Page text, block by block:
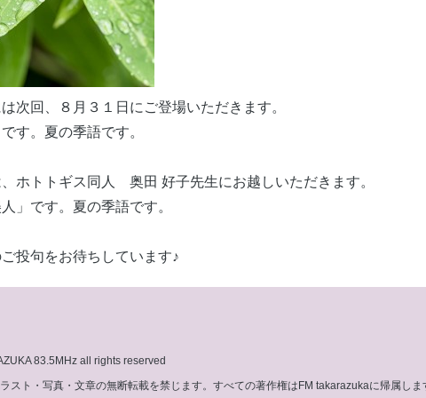
次回、８月３１日にご登場いただきます。
す。夏の季語です。
ホトトギス同人 奥田 好子先生にお越しいただきます。
」です。夏の季語です。
投句をお待ちしています♪
83.5MHz all rights reserved
スト・写真・文章の無断転載を禁じます。すべての著作権はFM takarazukaに帰属しま